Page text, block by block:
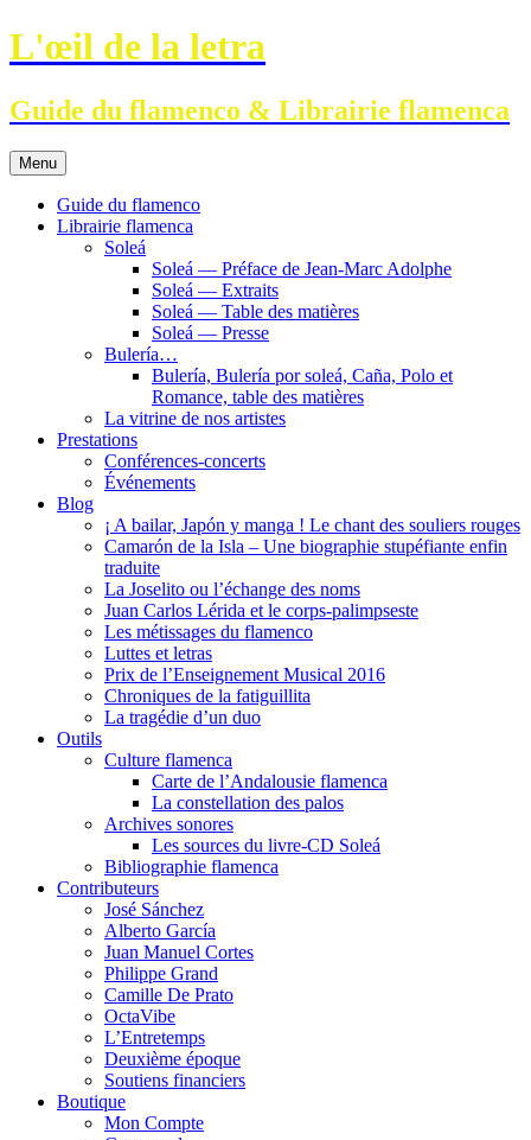
Aller
au
L'œil de la letra
Guide du flamenco & Librairie flamenca
Menu
Guide du flamenco
Librairie flamenca
Soleá
Soleá — Préface de Jean-Marc Adolphe
Soleá — Extraits
Soleá — Table des matières
Soleá — Presse
Bulería…
Bulería, Bulería por soleá, Caña, Polo et
Romance, table des matières
La vitrine de nos artistes
Prestations
Conférences-concerts
Événements
Blog
¡ A bailar, Japón y manga ! Le chant des souliers rouges
Camarón de la Isla – Une biographie stupéfiante enfin
traduite
La Joselito ou l’échange des noms
Juan Carlos Lérida et le corps-palimpseste
Les métissages du flamenco
Luttes et letras
Prix de l’Enseignement Musical 2016
Chroniques de la fatiguillita
La tragédie d’un duo
Outils
Culture flamenca
Carte de l’Andalousie flamenca
La constellation des palos
Archives sonores
Les sources du livre-CD Soleá
Bibliographie flamenca
Contributeurs
José Sánchez
Alberto García
Juan Manuel Cortes
Philippe Grand
Camille De Prato
OctaVibe
L’Entretemps
Deuxième époque
Soutiens financiers
Boutique
Mon Compte